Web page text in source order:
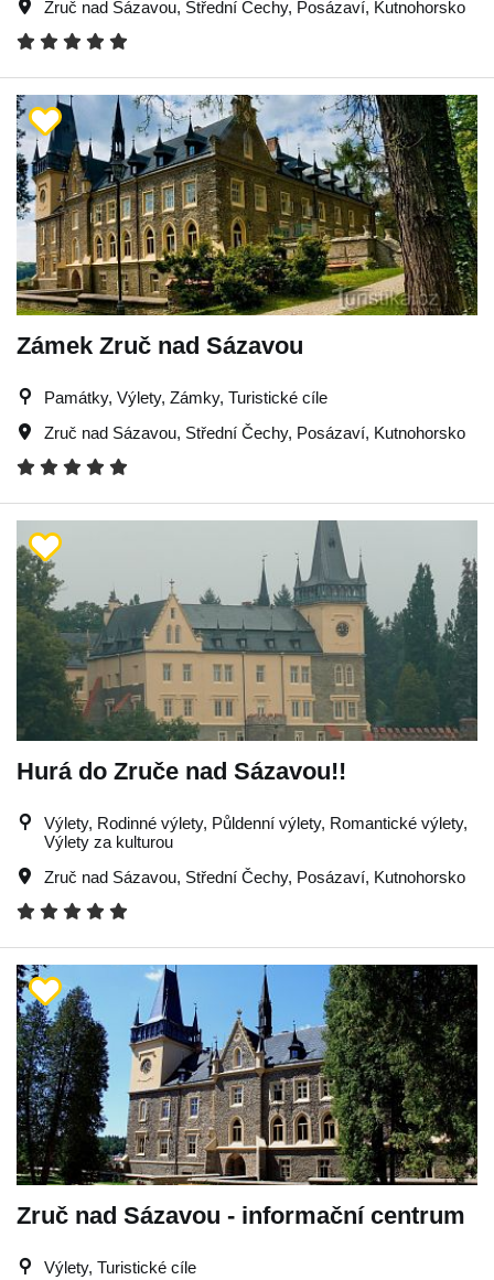
Zruč nad Sázavou, Střední Čechy, Posázaví, Kutnohorsko
Zámek Zruč nad Sázavou
Památky, Výlety, Zámky, Turistické cíle
Zruč nad Sázavou, Střední Čechy, Posázaví, Kutnohorsko
Hurá do Zruče nad Sázavou!!
Výlety, Rodinné výlety, Půldenní výlety, Romantické výlety,
Výlety za kulturou
Zruč nad Sázavou, Střední Čechy, Posázaví, Kutnohorsko
Zruč nad Sázavou - informační centrum
Výlety, Turistické cíle